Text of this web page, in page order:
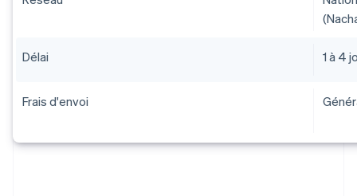
Délai 1 à 4
Frais d'envoi